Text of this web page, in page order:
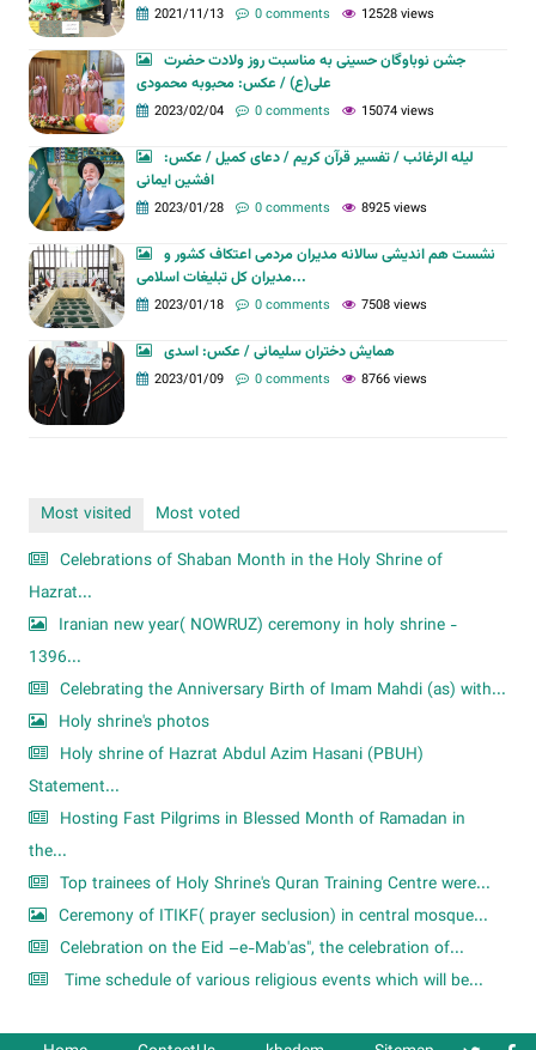
2021/11/13 0 comments 12528 views
جشن نوباوگان حسینی به مناسبت روز ولادت حضرت
علی(ع) / عکس: محبوبه محمودی
2023/02/04 0 comments 15074 views
لیله الرغائب / تفسیر قرآن کریم / دعای کمیل / عکس:
افشین ایمانی
2023/01/28 0 comments 8925 views
نشست هم اندیشی سالانه مدیران مردمی اعتکاف کشور و
مدیران کل تبلیغات اسلامی...
2023/01/18 0 comments 7508 views
همایش دختران سلیمانی / عکس: اسدی
2023/01/09 0 comments 8766 views
Most visited
Most voted
Celebrations of Shaban Month in the Holy Shrine of
Hazrat...
Iranian new year( NOWRUZ) ceremony in holy shrine -
1396...
Celebrating the Anniversary Birth of Imam Mahdi (as) with...
Holy shrine's photos
Holy shrine of Hazrat Abdul Azim Hasani (PBUH)
Statement...
Hosting Fast Pilgrims in Blessed Month of Ramadan in
the...
Top trainees of Holy Shrine's Quran Training Centre were...
Ceremony of ITIKF( prayer seclusion) in central mosque...
Celebration on the Eid –e-Mab'as", the celebration of...
Time schedule of various religious events which will be...